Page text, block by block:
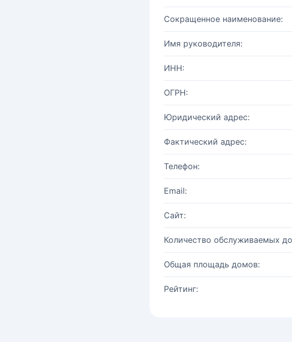
Сокращенное наименование:
Имя руководителя:
ИНН:
ОГРН:
Юридический адрес:
Фактический адрес:
Телефон:
Email:
Сайт:
Количество обслуживаемых
Общая площадь домов:
Рейтинг: